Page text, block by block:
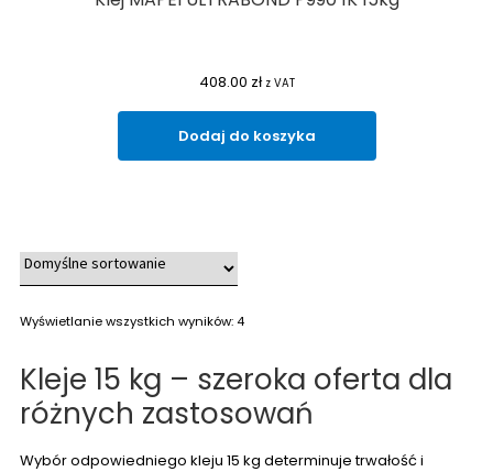
408.00 zł z VAT
Dodaj do koszyka
Wyświetlanie wszystkich wyników: 4
Kleje 15 kg – szeroka oferta dla
różnych zastosowań
Wybór odpowiedniego kleju 15 kg determinuje trwałość i